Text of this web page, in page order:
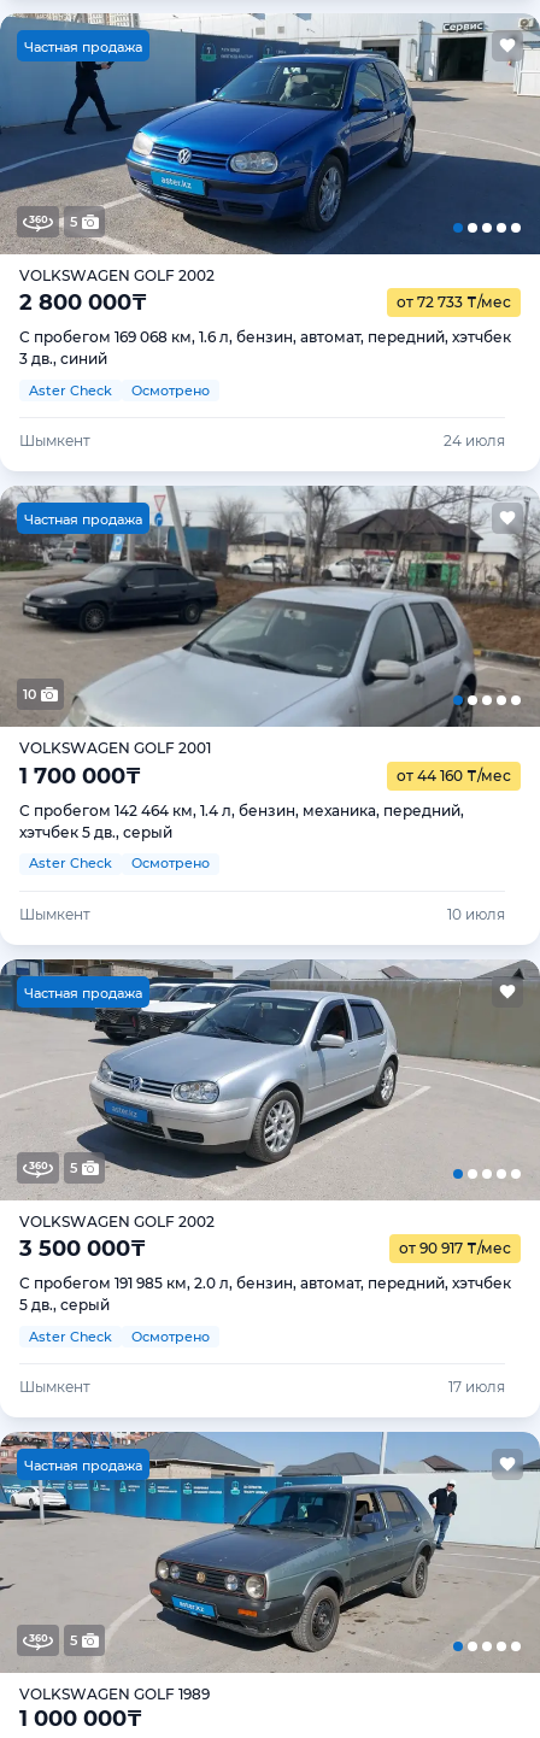
Частная продажа
5
VOLKSWAGEN GOLF 2002
2 800 000₸ от 72 733 ₸/мес
С пробегом 169 068 км, 1.6 л, бензин, автомат, передний, хэтчбек
3 дв., синий
Aster Check Осмотрено
Шымкент 24 июля
Частная продажа
10
VOLKSWAGEN GOLF 2001
1 700 000₸ от 44 160 ₸/мес
С пробегом 142 464 км, 1.4 л, бензин, механика, передний,
хэтчбек 5 дв., серый
Aster Check Осмотрено
Шымкент 10 июля
Частная продажа
5
VOLKSWAGEN GOLF 2002
3 500 000₸ от 90 917 ₸/мес
С пробегом 191 985 км, 2.0 л, бензин, автомат, передний, хэтчбек
5 дв., серый
Aster Check Осмотрено
Шымкент 17 июля
Частная продажа
5
VOLKSWAGEN GOLF 1989
1 000 000₸